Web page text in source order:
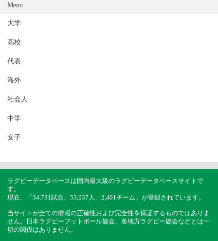
Menu
大学
高校
代表
海外
社会人
中学
女子
ラグビーデータベースは国内最大級のラグビーデータベースサイトで
す。
現在、「34,731試合、53,037人、2,401チーム」が登録されています。
当サイトが全ての情報の正確性および完全性を保証するものではありま
せん。日本ラグビーフットボール協会、各地方ラグビー協会などとは一
切の関係はありません。